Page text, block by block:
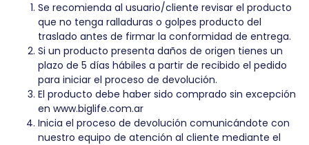
Se recomienda al usuario/cliente revisar el producto
que no tenga ralladuras o golpes producto del
traslado antes de firmar la conformidad de entrega.
Si un producto presenta daños de origen tienes un
plazo de 5 días hábiles a partir de recibido el pedido
para iniciar el proceso de devolución.
El producto debe haber sido comprado sin excepción
en www.biglife.com.ar
Inicia el proceso de devolución comunicándote con
nuestro equipo de atención al cliente mediante el